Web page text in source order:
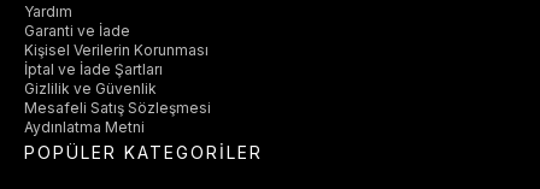
Yardım
Garanti ve İade
Kişisel Verilerin Korunması
İptal ve İade Şartları
Gizlilik ve Güvenlik
Mesafeli Satış Sözleşmesi
Aydınlatma Metni
POPÜLER KATEGORİLER